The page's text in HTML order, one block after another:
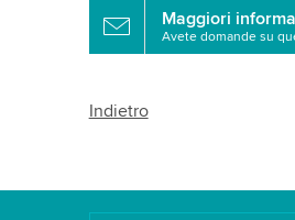
Maggiori
Avete domande su
Indietro